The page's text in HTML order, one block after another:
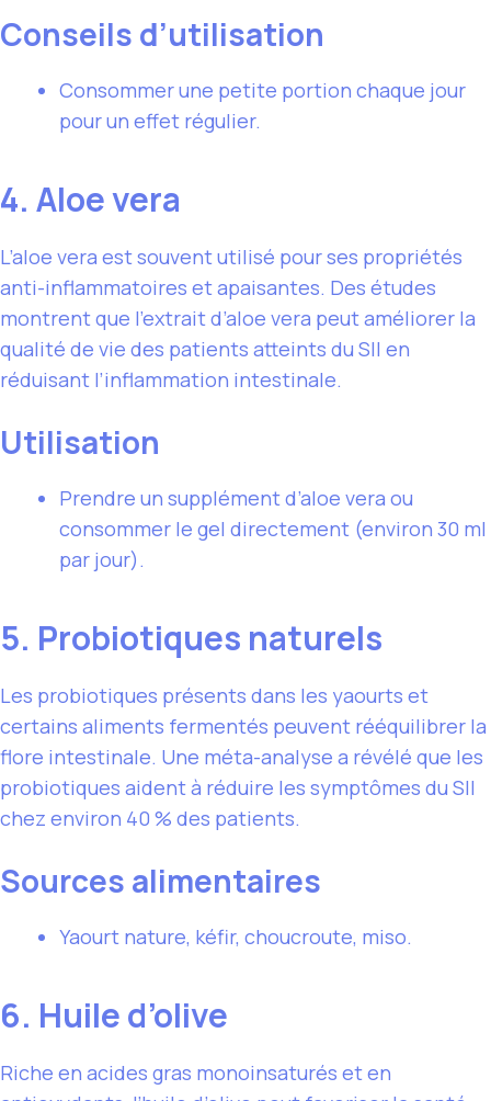
Conseils d’utilisation
Consommer une petite portion chaque jour
pour un effet régulier.
4. Aloe vera
L’aloe vera est souvent utilisé pour ses propriétés
anti-inflammatoires et apaisantes. Des études
montrent que l’extrait d’aloe vera peut améliorer la
qualité de vie des patients atteints du SII en
réduisant l’inflammation intestinale.
Utilisation
Prendre un supplément d’aloe vera ou
consommer le gel directement (environ 30 ml
par jour).
5. Probiotiques naturels
Les probiotiques présents dans les yaourts et
certains aliments fermentés peuvent rééquilibrer la
flore intestinale. Une méta-analyse a révélé que les
probiotiques aident à réduire les symptômes du SII
chez environ 40 % des patients.
Sources alimentaires
Yaourt nature, kéfir, choucroute, miso.
6. Huile d’olive
Riche en acides gras monoinsaturés et en